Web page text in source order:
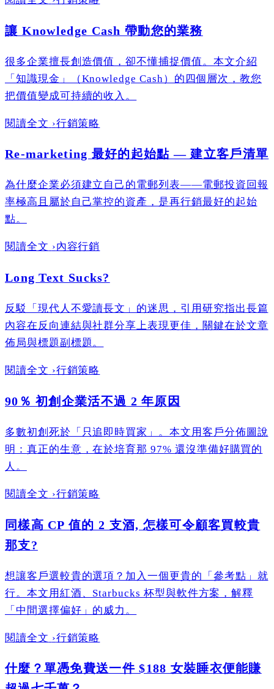
讓 Knowledge Cash 帶動您的業務
很多企業擅長創造價值，卻不懂捕捉價值。本文介紹
「知識現金」（Knowledge Cash）的四個層次，教您
把價值變成可持續的收入。
閱讀全文 ›行銷策略
Re-marketing 最好的起始點 — 建立客戶清單
為什麼企業必須建立自己的電郵列表——電郵投資回報
率極高且屬於自己掌控的資產，是再行銷最好的起始
點。
閱讀全文 ›內容行銷
Long Text Sucks?
反駁「現代人不愛讀長文」的迷思，引用研究指出長篇
內容在反向連結與社群分享上表現更佳，關鍵在於文章
佈局與標題副標題。
閱讀全文 ›行銷策略
90％ 初創企業活不過 2 年原因
多數初創死於「只追即時買家」。本文用客戶分佈圖說
明：真正的生意，在於培育那 97% 還沒準備好購買的
人。
閱讀全文 ›行銷策略
同樣高 CP 值的 2 支酒, 怎樣可令顧客買較貴
那支?
想讓客戶選較貴的選項？加入一個更貴的「參考點」就
行。本文用紅酒、Starbucks 杯型與軟件方案，解釋
「中間選擇偏好」的威力。
閱讀全文 ›行銷策略
什麼？單憑免費送一件 $188 女裝睡衣便能賺